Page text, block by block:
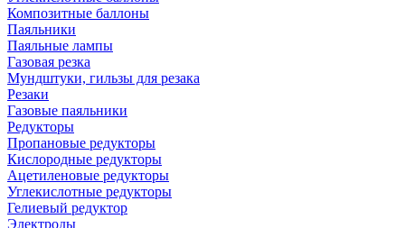
Композитные баллоны
Паяльники
Паяльные лампы
Газовая резка
Мундштуки, гильзы для резака
Резаки
Газовые паяльники
Редукторы
Пропановые редукторы
Кислородные редукторы
Ацетиленовые редукторы
Углекислотные редукторы
Гелиевый редуктор
Электроды